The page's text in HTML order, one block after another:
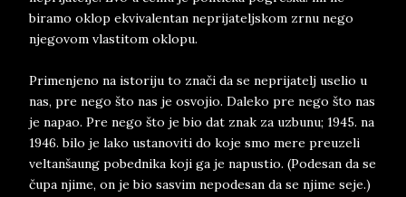
biramo oklop ekvivalentan neprijateljskom zrnu nego
njegovom vlastitom oklopu.
Primenjeno na istoriju to znači da se neprijatelj uselio u
nas, pre nego što nas je osvojio. Daleko pre nego što nas
je napao. Pre nego što je bio dat znak za uzbunu; 1945. na
1946. bilo je lako ustanoviti do koje smo mere preuzeli
veltanšaung pobednika koji ga je napustio. (Podesan da se
čupa njime, on je bio sasvim nepodesan da se njime seje.)